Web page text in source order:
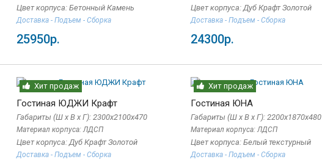
Цвет корпуса: Бетонный Камень
Доставка - Подъем - Сборка
25950р.
Цвет корпуса: Дуб Крафт Золотой
Доставка - Подъем - Сборка
24300р.
Хит продаж
Гостиная ЮДЖИ Крафт
Габариты (Ш x В x Г): 2300х2100х470
Материал корпуса: ЛДСП
Цвет корпуса: Дуб Крафт Золотой
Доставка - Подъем - Сборка
Хит продаж
Гостиная ЮНА
Габариты (Ш x В x Г): 2200х1870х480
Материал корпуса: ЛДСП
Цвет корпуса: Белый текстурный
Доставка - Подъем - Сборка